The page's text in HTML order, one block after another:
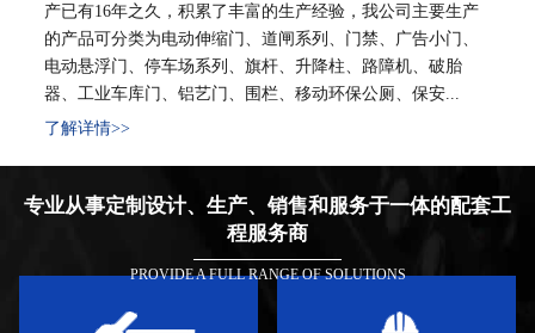
产已有16年之久，积累了丰富的生产经验，我公司主要生产
的产品可分类为电动伸缩门、道闸系列、门禁、广告小门、
电动悬浮门、停车场系列、旗杆、升降柱、路障机、破胎
器、工业车库门、铝艺门、围栏、移动环保公厕、保安...
了解详情>>
专业从事定制设计、生产、销售和服务于一体的配套工
程服务商
PROVIDE A FULL RANGE OF SOLUTIONS